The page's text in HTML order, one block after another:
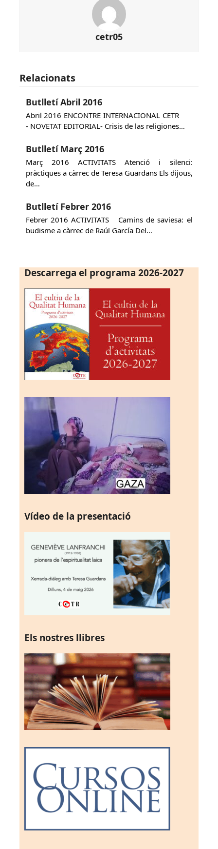
cetr05
Relacionats
Butlletí Abril 2016
Abril 2016 ENCONTRE INTERNACIONAL CETR
- NOVETAT EDITORIAL- Crisis de las religiones…
Butlletí Març 2016
Març 2016 ACTIVITATS Atenció i silenci:
pràctiques a càrrec de Teresa Guardans Els dijous,
de…
Butlletí Febrer 2016
Febrer 2016 ACTIVITATS Camins de saviesa: el
budisme a càrrec de Raúl García Del…
Descarrega el programa 2026-2027
Vídeo de la presentació
Els nostres llibres